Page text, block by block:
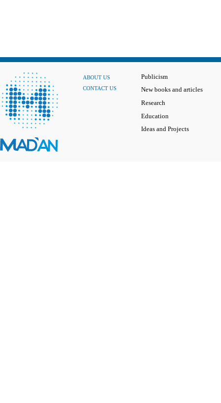
ABOUT US
CONTACT US
Publicism
New books and articles
Research
Education
Ideas and Projects